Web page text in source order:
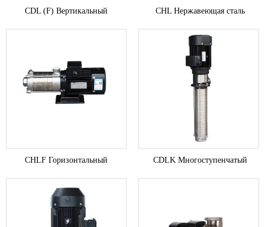
CDL (F) Вертикальный
нержавеющей стали
CHL Нержавеющая сталь
горизонтальный центробежный
насос
CHLF Горизонтальный
нержавеющей стали
CDLK Многоступенчатый